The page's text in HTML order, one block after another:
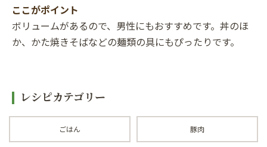
ここがポイント
ボリュームがあるので、男性にもおすすめです。丼のほ
か、かた焼きそばなどの麺類の具にもぴったりです。
レシピカテゴリー
ごはん 豚肉